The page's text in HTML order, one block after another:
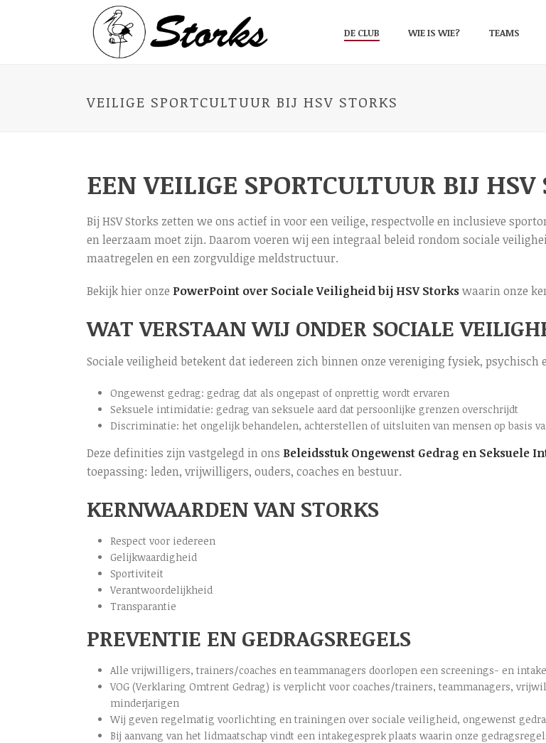
DE CLUB WIE IS WIE? TEAMS
VEILIGE SPORTCULTUUR BIJ HSV STORKS
EEN VEILIGE SPORTCULTUUR BIJ HSV
Bij HSV Storks zetten we ons actief in voor een veilige, respectvolle en inclusieve
en leerzaam moet zijn. Daarom voeren wij een integraal beleid rondom sociale
maatregelen en een zorgvuldige meldstructuur.
Bekijk hier onze PowerPoint over Sociale Veiligheid bij HSV Storkswaarin onze
WAT VERSTAAN WIJ ONDER SOCIALE
Sociale veiligheid betekent dat iedereen zich binnen onze vereniging fysiek,
Ongewenst gedrag: gedrag dat als ongepast of onprettig wordt ervaren
Seksuele intimidatie: gedrag van seksuele aard dat persoonlijke grenzen overschrijdt
Discriminatie: het ongelijk behandelen, achterstellen of uitsluiten van mensen op basis
Deze definities zijn vastgelegd in ons Beleidsstuk Ongewenst Gedrag en Seksuele
toepassing: leden, vrijwilligers, ouders, coaches en bestuur.
KERNWAARDEN VAN STORKS
Respect voor iedereen
Gelijkwaardigheid
Sportiviteit
Verantwoordelijkheid
Transparantie
PREVENTIE EN GEDRAGSREGELS
Alle vrijwilligers, trainers/coaches en teammanagers doorlopen een screenings- en
VOG (Verklaring Omtrent Gedrag) is verplicht voor coaches/trainers, teammanagers,
minderjarigen
Wij geven regelmatig voorlichting en trainingen over sociale veiligheid, ongewenst
Bij aanvang van het lidmaatschap vindt een intakegesprek plaats waarin onze